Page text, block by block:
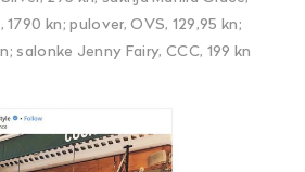
1790 kn; pulover, OVS, 129,95 kn;
salonke Jenny Fairy, CCC, 199 kn